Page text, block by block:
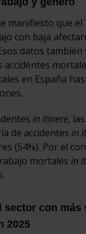
manifiesto que el
con baja
datos también
en España
in itinere,
de accidentes in
(54%). Por el
mortales in
sector con más
2025